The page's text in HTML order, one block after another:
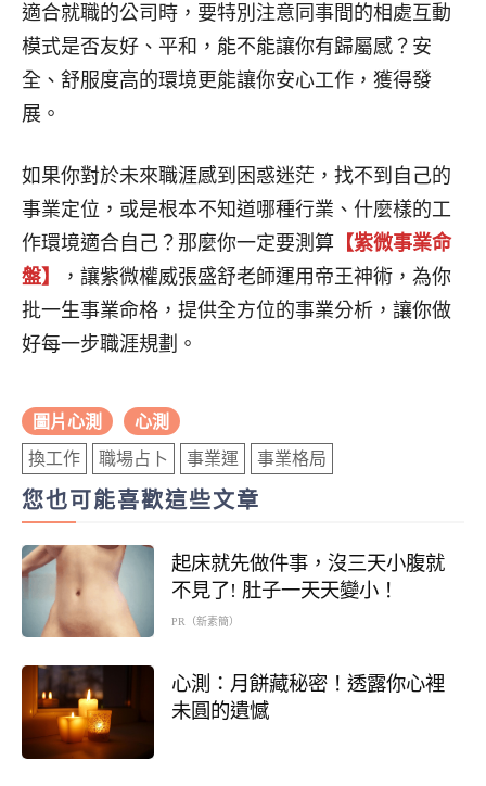
適合就職的公司時，要特別注意同事間的相處互動
模式是否友好、平和，能不能讓你有歸屬感？安
全、舒服度高的環境更能讓你安心工作，獲得發
展。
如果你對於未來職涯感到困惑迷茫，找不到自己的
事業定位，或是根本不知道哪種行業、什麼樣的工
作環境適合自己？那麼你一定要測算 【紫微事業命
盤】
，讓紫微權威張盛舒老師運用帝王神術，為你
批一生事業命格，提供全方位的事業分析，讓你做
好每一步職涯規劃。
圖片心測 心測
換工作 職場占卜 事業運 事業格局
您也可能喜歡這些文章
起床就先做件事，沒三天小腹就
不見了! 肚子一天天變小！
PR（新素簡）
心測：月餅藏秘密！透露你心裡
未圓的遺憾